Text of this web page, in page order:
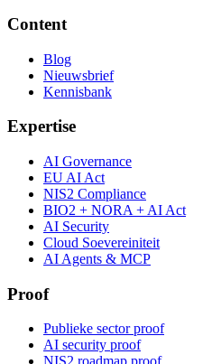
Content
Blog
Nieuwsbrief
Kennisbank
Expertise
AI Governance
EU AI Act
NIS2 Compliance
BIO2 + NORA + AI Act
AI Security
Cloud Soevereiniteit
AI Agents & MCP
Proof
Publieke sector proof
AI security proof